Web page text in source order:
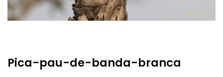
Pica-pau-de-banda-branca